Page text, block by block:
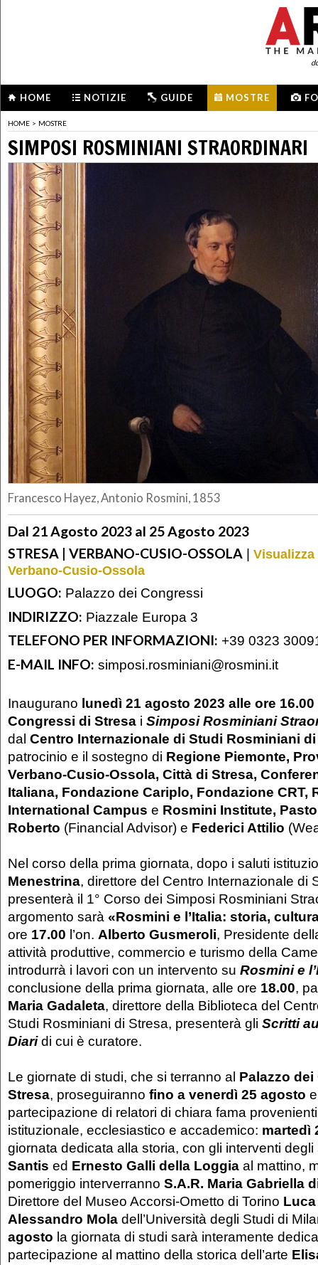
HOME NOTIZIE GUIDE MOSTRE
HOME > MOSTRE
SIMPOSI ROSMINIANI STRAORDINARI
Francesco Hayez, Antonio Rosmini, 1853
Dal 21 Agosto 2023 al 25 Agosto 2023
STRESA | VERBANO-CUSIO-OSSOLA |
Verbano-Cusio-Ossola
LUOGO: Palazzo dei Congressi
INDIRIZZO: Piazzale Europa 3
TELEFONO PER INFORMAZIONI: +39 0323
E-MAIL INFO: simposi.rosminiani@rosmini.it
Inaugurano lunedì 21 agosto 2023 alle ore
Congressi di Stresa i Simposi Rosminiani
dal Centro Internazionale di Studi Rosminiani
patrocinio e il sostegno di Regione Piemonte,
Verbano-Cusio-Ossola, Città di Stresa,
Italiana, Fondazione Cariplo, Fondazione CRT,
International Campus e Rosmini Institute,
Roberto (Financial Advisor) e Federici Attilio
Nel corso della prima giornata, dopo i saluti
Menestrina, direttore del Centro Internazionale di
presenterà il 1° Corso dei Simposi Rosminiani
argomento sarà «Rosmini e l’Italia: storia,
ore 17.00 l’on. Alberto Gusmeroli, Presidente
attività produttive, commercio e turismo della
introdurrà i lavori con un intervento su Rosmini e
conclusione della prima giornata, alle ore 18.00,
Maria Gadaleta, direttore della Biblioteca del
Studi Rosminiani di Stresa, presenterà gli Scritti
Diaridi cui è curatore.
Le giornate di studi, che si terranno al Palazzo
Stresa, proseguiranno fino a venerdì 25 agosto
partecipazione di relatori di chiara fama
istituzionale, ecclesiastico e accademico: martedì
giornata dedicata alla storia, con gli interventi
Santis ed Ernesto Galli della Loggia al mattino,
pomeriggio interverranno S.A.R. Maria Gabriella
Direttore del Museo Accorsi-Ometto di Torino
Alessandro Mola dell’Università degli Studi di
agosto la giornata di studi sarà interamente
partecipazione al mattino della storica dell’arte